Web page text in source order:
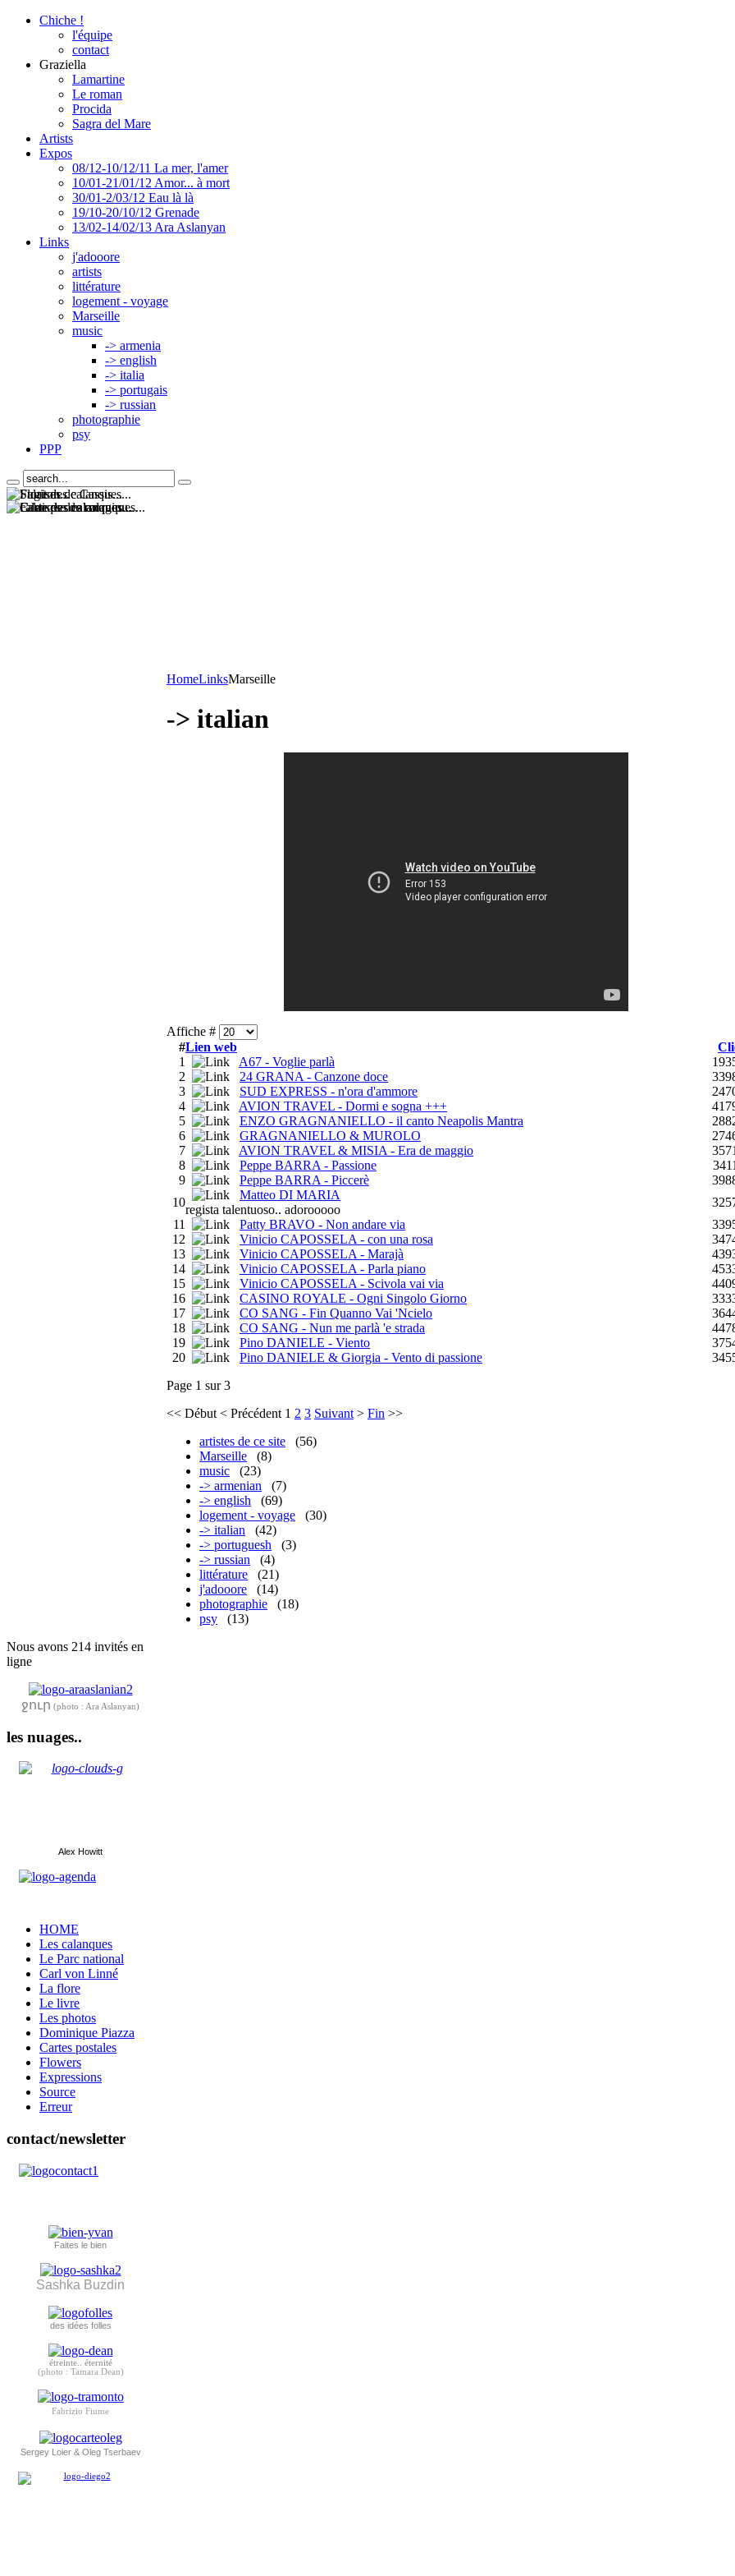
Chiche !
l'équipe
contact
Graziella
Lamartine
Le roman
Procida
Sagra del Mare
Artists
Expos
08/12-10/12/11 La mer, l'amer
10/01-21/01/12 Amor... à mort
30/01-2/03/12 Eau là là
19/10-20/10/12 Grenade
13/02-14/02/13 Ara Aslanyan
Links
j'adooore
artists
littérature
logement - voyage
Marseille
music
-> armenia
-> english
-> italia
-> portugais
-> russian
photographie
psy
PPP
HomeLinksMarseille
-> italian
Affiche #
#Lien web
1
A67 - Voglie parlà
2
24 GRANA - Canzone doce
3
SUD EXPRESS - n'ora d'ammore
4
AVION TRAVEL - Dormi e sogna +++
5
ENZO GRAGNANIELLO - il canto Neapolis Mantra
6
GRAGNANIELLO & MUROLO
7
AVION TRAVEL & MISIA - Era de maggio
3571
8
Peppe BARRA - Passione
3411
9
Peppe BARRA - Piccerè
10
Matteo DI MARIA
regista talentuoso.. adorooooo
11
Patty BRAVO - Non andare via
12
Vinicio CAPOSSELA - con una rosa
13
Vinicio CAPOSSELA - Marajà
14
Vinicio CAPOSSELA - Parla piano
15
Vinicio CAPOSSELA - Scivola vai via
16
CASINO ROYALE - Ogni Singolo Giorno
17
CO SANG - Fin Quanno Vai 'Ncielo
18
CO SANG - Nun me parlà 'e strada
19
Pino DANIELE - Viento
20
Pino DANIELE & Giorgia - Vento di passione
Page 1 sur 3
<< Début < Précédent 1 2 3 Suivant > Fin >>
artistes de ce site
(56)
Marseille
(8)
music
(23)
-> armenian
(7)
-> english
(69)
logement - voyage
(30)
-> italian
(42)
-> portuguesh
(3)
-> russian
(4)
littérature
(21)
j'adooore
(14)
photographie
(18)
psy
(13)
Nous avons 214 invités en
ligne
ջուր (photo : Ara Aslanyan)
les nuages..
Alex Howitt
HOME
Les calanques
Le Parc national
Carl von Linné
La flore
Le livre
Les photos
Dominique Piazza
Cartes postales
Flowers
Expressions
Source
Erreur
contact/newsletter
Faites le bien
Sashka Buzdin
des idées folles
étreinte.. éternité
(photo : Tamara Dean)
Fabrizio Fiume
Sergey Loier & Oleg Tserbaev